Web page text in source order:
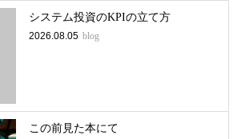
システム投資のKPIの立て方
2026.08.05 blog
この前見た本にて